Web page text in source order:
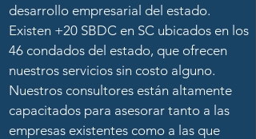
desarrollo empresarial del estado.
Existen +20 SBDC en SC ubicados en los
46 condados del estado, que ofrecen
nuestros servicios sin costo alguno.
Nuestros consultores están altamente
capacitados para asesorar tanto a las
empresas existentes como a las que